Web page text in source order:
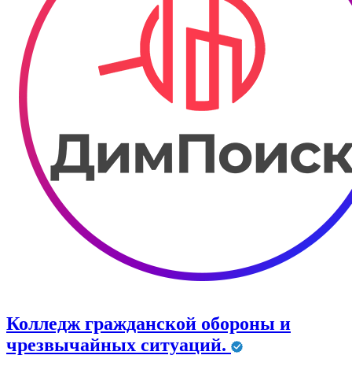
Колледж гражданской обороны и
чрезвычайных ситуаций.